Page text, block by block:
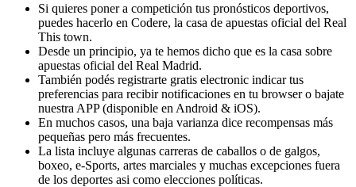
Si quieres poner a competición tus pronósticos deportivos,
puedes hacerlo en Codere, la casa de apuestas oficial del Real
This town.
Desde un principio, ya te hemos dicho que es la casa sobre
apuestas oficial del Real Madrid.
También podés registrarte gratis electronic indicar tus
preferencias para recibir notificaciones en tu browser o bajate
nuestra APP (disponible en Android & iOS).
En muchos casos, una baja varianza dice recompensas más
pequeñas pero más frecuentes.
La lista incluye algunas carreras de caballos o de galgos,
boxeo, e-Sports, artes marciales y muchas excepciones fuera
de los deportes asi como elecciones políticas.